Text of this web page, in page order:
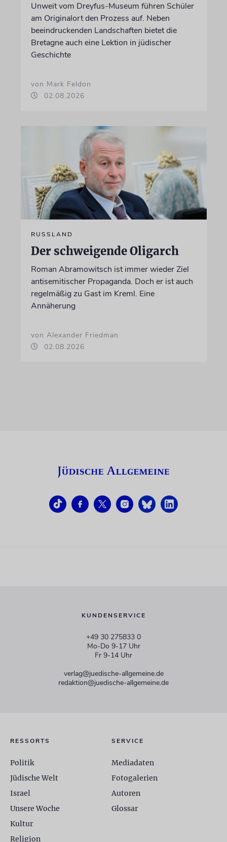
Unweit vom Dreyfus-Museum führen Schüler
am Originalort den Prozess auf. Neben
beeindruckenden Landschaften bietet die
Bretagne auch eine Lektion in jüdischer
Geschichte
von Mark Feldon
02.08.2026
RUSSLAND
Der schweigende Oligarch
Roman Abramowitsch ist immer wieder Ziel
antisemitischer Propaganda. Doch er ist auch
regelmäßig zu Gast im Kreml. Eine
Annäherung
von Alexander Friedman
02.08.2026
KUNDENSERVICE
+49 30 275833 0
Mo-Do 9-17 Uhr
Fr 9-14 Uhr
verlag@juedische-allgemeine.de
redaktion@juedische-allgemeine.de
RESSORTS
Politik
Jüdische Welt
Israel
Unsere Woche
Kultur
Religion
SERVICE
Mediadaten
Fotogalerien
Autoren
Glossar